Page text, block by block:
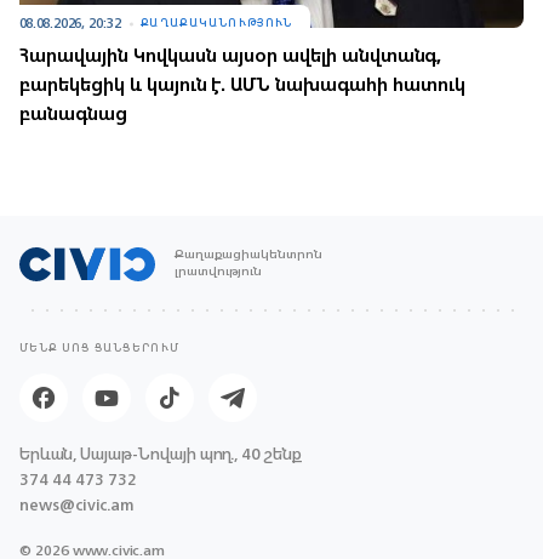
08.08.2026, 20:32 ՔԱՂԱՔԱԿԱՆՈՒԹՅՈՒՆ
Հարավային Կովկասն այսօր ավելի անվտանգ,
բարեկեցիկ և կայուն է. ԱՄՆ նախագահի հատուկ
բանագնաց
Քաղաքացիակենտրոն
լրատվություն
ՄԵՆՔ ՍՈՑ ՑԱՆՑԵՐՈՒՄ
Երևան, Սայաթ-Նովայի պող., 40 շենք
374 44 473 732
news@civic.am
© 2026 www.civic.am